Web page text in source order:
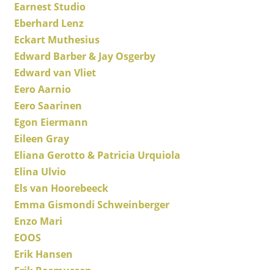
Espaces
Maison
Salon et Salle de séjour
Cuisine & Salle à manger
Chambre à coucher
Chambre enfant
Entrée & Couloir
Salle de Bain
Cellier & Buanderie
Jardin & Balcon
Earnest Studio
Eberhard Lenz
Eckart Muthesius
Edward Barber & Jay Osgerby
Edward van Vliet
Eero Aarnio
Eero Saarinen
Egon Eiermann
Eileen Gray
Eliana Gerotto & Patricia Urquiola
Elina Ulvio
Els van Hoorebeeck
Emma Gismondi Schweinberger
Enzo Mari
EOOS
Erik Hansen